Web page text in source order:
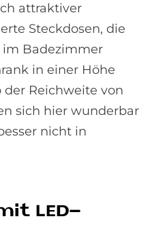
attraktiver
Steckdosen, die
Badezimmer
in einer Höhe
Reichweite von
sich hier wunderbar
nicht in
LED-